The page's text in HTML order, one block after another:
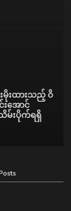
မိုးထားသည့် ဝိ
းအောင်
မ်းပိုက်ရရှိ